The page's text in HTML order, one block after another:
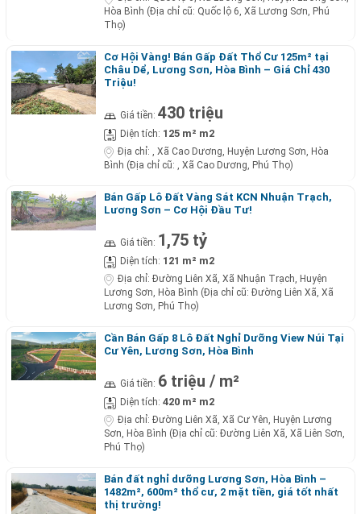
Hòa Bình (Địa chỉ cũ: Quốc lộ 6, Xã Lương Sơn, Phú
Thọ)
Cơ Hội Vàng! Bán Gấp Đất Thổ Cư 125m² tại
Châu Dể, Lương Sơn, Hòa Bình – Giá Chỉ 430
Triệu!
Giá tiền: 430 triệu
Diện tích: 125 m² m2
Địa chỉ: , Xã Cao Dương, Huyện Lương Sơn, Hòa
Bình (Địa chỉ cũ: , Xã Cao Dương, Phú Thọ)
Bán Gấp Lô Đất Vàng Sát KCN Nhuận Trạch,
Lương Sơn – Cơ Hội Đầu Tư!
Giá tiền: 1,75 tỷ
Diện tích: 121 m² m2
Địa chỉ: Đường Liên Xã, Xã Nhuận Trạch, Huyện
Lương Sơn, Hòa Bình (Địa chỉ cũ: Đường Liên Xã, Xã
Lương Sơn, Phú Thọ)
Cần Bán Gấp 8 Lô Đất Nghỉ Dưỡng View Núi Tại
Cư Yên, Lương Sơn, Hòa Bình
Giá tiền: 6 triệu / m²
Diện tích: 420 m² m2
Địa chỉ: Đường Liên Xã, Xã Cư Yên, Huyện Lương
Sơn, Hòa Bình (Địa chỉ cũ: Đường Liên Xã, Xã Liên Sơn,
Phú Thọ)
Bán đất nghỉ dưỡng Lương Sơn, Hòa Bình –
1482m², 600m² thổ cư, 2 mặt tiền, giá tốt nhất
thị trường!